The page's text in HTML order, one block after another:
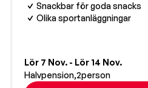
Snackbar för goda snacks
Olika sportanläggningar
Lör 7 Nov. - Lör 14 Nov.
Halvpension 2person